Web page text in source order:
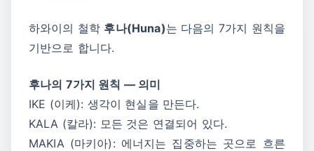
하와이의 철학 후나(Huna)는 다음의 7가지 원칙을
기반으로 합니다.
후나의 7가지 원칙 — 의미
IKE (이케): 생각이 현실을 만든다.
KALA (칼라): 모든 것은 연결되어 있다.
MAKIA (마키아): 에너지는 집중하는 곳으로 흐른